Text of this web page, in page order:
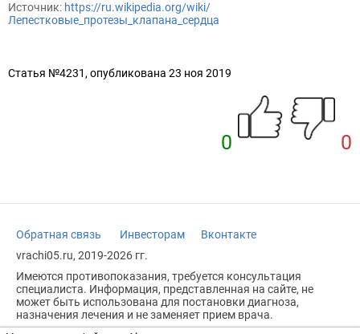
Источник: https://ru.wikipedia.org/wiki/
Лепестковые_протезы_клапана_сердца
Статья №4231, опубликована 23 ноя 2019
0 0
Обратная связь Инвесторам
Вконтакте
vrachi05.ru, 2019-2026 гг.
Имеются противопоказания, требуется консультация
специалиста. Информация, представленная на сайте, не
может быть использована для постановки диагноза,
назначения лечения и не заменяет прием врача.